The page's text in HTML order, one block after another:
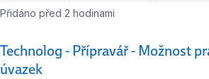
Technolog - Přípravář - Možnost
úvazek
Přidáno před 2 hodinami